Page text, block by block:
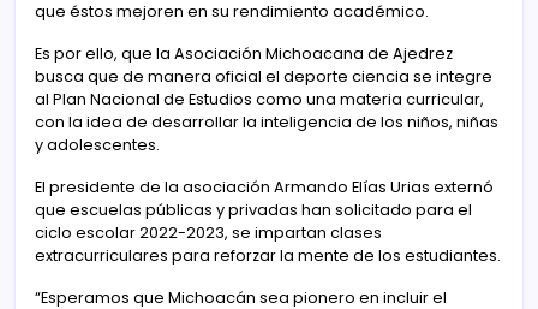
que éstos mejoren en su rendimiento académico.
Es por ello, que la Asociación Michoacana de Ajedrez
busca que de manera oficial el deporte ciencia se integre
al Plan Nacional de Estudios como una materia curricular,
con la idea de desarrollar la inteligencia de los niños, niñas
y adolescentes.
El presidente de la asociación Armando Elías Urias externó
que escuelas públicas y privadas han solicitado para el
ciclo escolar 2022-2023, se impartan clases
extracurriculares para reforzar la mente de los estudiantes.
“Esperamos que Michoacán sea pionero en incluir el